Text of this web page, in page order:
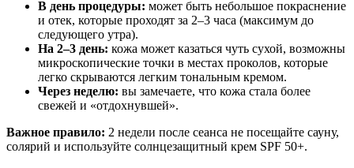
В день процедуры: может быть небольшое покраснение
и отек, которые проходят за 2–3 часа (максимум до
следующего утра).
На 2–3 день: кожа может казаться чуть сухой, возможны
микроскопические точки в местах проколов, которые
легко скрываются легким тональным кремом.
Через неделю: вы замечаете, что кожа стала более
свежей и «отдохнувшей».
Важное правило: 2 недели после сеанса не посещайте сауну,
солярий и используйте солнцезащитный крем SPF 50+.